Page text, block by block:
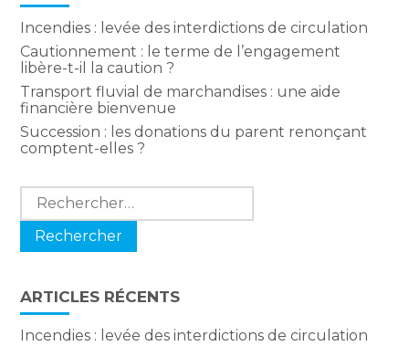
Incendies : levée des interdictions de circulation
Cautionnement : le terme de l’engagement
libère-t-il la caution ?
Transport fluvial de marchandises : une aide
financière bienvenue
Succession : les donations du parent renonçant
comptent-elles ?
Rechercher :
ARTICLES RÉCENTS
Incendies : levée des interdictions de circulation